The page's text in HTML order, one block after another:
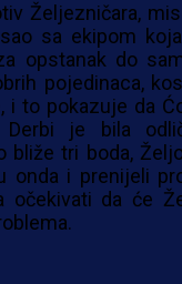
Željezničara,
sa ekipom
opstanak do
pojedinaca,
i to pokazuje da
je bila
bliže tri boda,
onda i prenijeli
očekivati da će